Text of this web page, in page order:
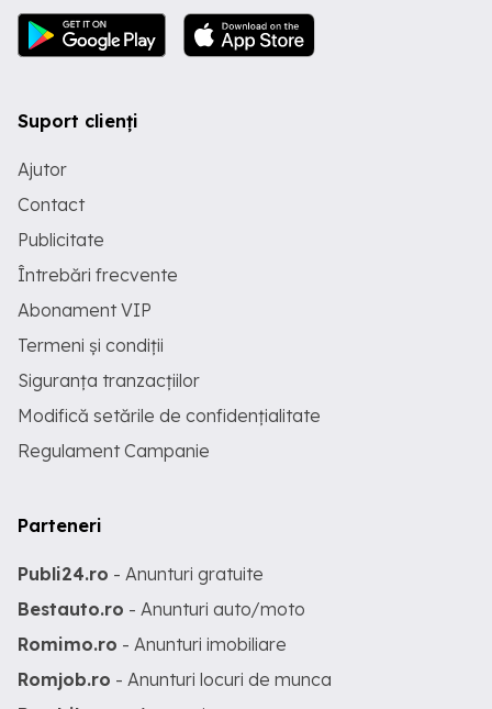
Suport clienți
Ajutor
Contact
Publicitate
Întrebări frecvente
Abonament VIP
Termeni și condiții
Siguranța tranzacțiilor
Modifică setările de confidențialitate
Regulament Campanie
Parteneri
Publi24.ro - Anunturi gratuite
Bestauto.ro - Anunturi auto/moto
Romimo.ro - Anunturi imobiliare
Romjob.ro - Anunturi locuri de munca